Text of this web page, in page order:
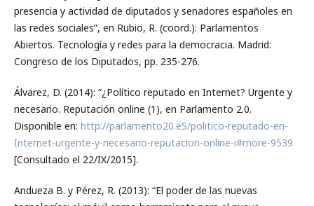
presencia y actividad de diputados y senadores españoles en
las redes sociales”, en Rubio, R. (coord.): Parlamentos
Abiertos. Tecnología y redes para la democracia. Madrid:
Congreso de los Diputados, pp. 235-276.
Álvarez, D. (2014): “¿Político reputado en Internet? Urgente y
necesario. Reputación online (1), en Parlamento 2.0.
Disponible en: http://parlamento20.eS/politico-reputado-en-
Internet-urgente-y-necesario-reputacion-online-i#more-9539
[Consultado el 22/IX/2015].
Andueza B. y Pérez, R. (2013): “El poder de las nuevas